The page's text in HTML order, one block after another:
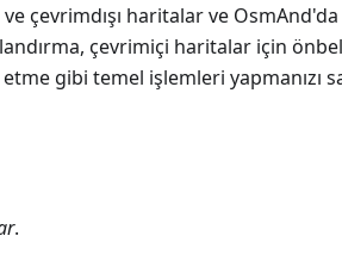
çevrimdışı haritalar ve
çevrimiçi haritalar için
gibi temel işlemleri yapmanızı
.